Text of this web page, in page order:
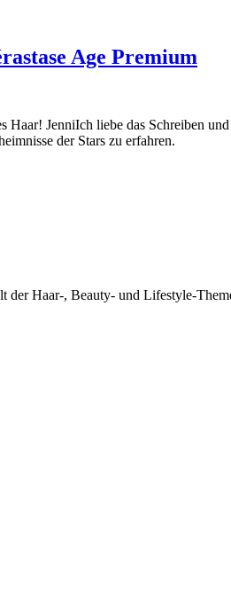
Age Premium
Haar! JenniIch liebe das Schreiben
der Stars zu erfahren.
der Haar-, Beauty- und Lifestyle-